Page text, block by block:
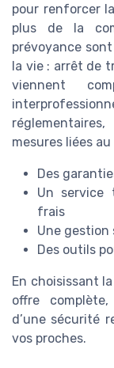
pour renforcer
plus de la
prévoyance
la vie : arrêt de
viennent
mesures liées
Des
Un service
frais
Une gestion
Des outils
En choisissant
offre
d’une sécurité
vos proches.